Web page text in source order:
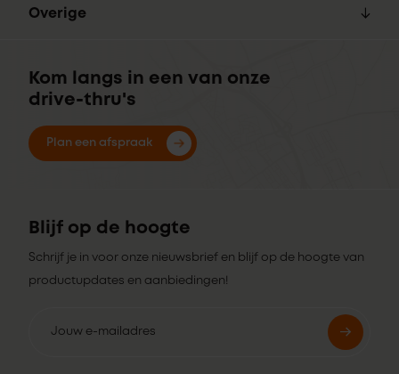
Overige
Kom langs in een van onze
drive-thru's
Plan een afspraak
Blijf op de hoogte
Schrijf je in voor onze nieuwsbrief en blijf op de hoogte van
productupdates en aanbiedingen!